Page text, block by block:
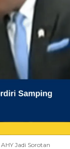
Jadi Sorotan